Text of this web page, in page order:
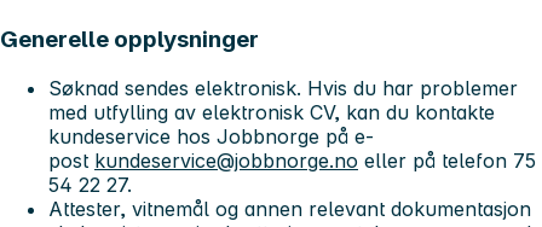
Generelle opplysninger
Søknad sendes elektronisk. Hvis du har problemer
med utfylling av elektronisk CV, kan du kontakte
kundeservice hos Jobbnorge på e-
post kundeservice@jobbnorge.no eller på telefon 75
54 22 27.
Attester, vitnemål og annen relevant dokumentasjon